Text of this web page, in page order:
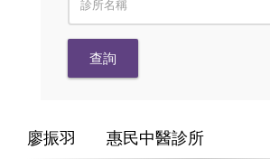
廖振羽 惠民中醫診所